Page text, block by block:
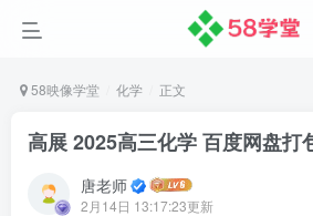
58映像学堂 化学 正文
高展 2025高三化学 百度网盘打
唐老师
2月14日 13:17:23更新